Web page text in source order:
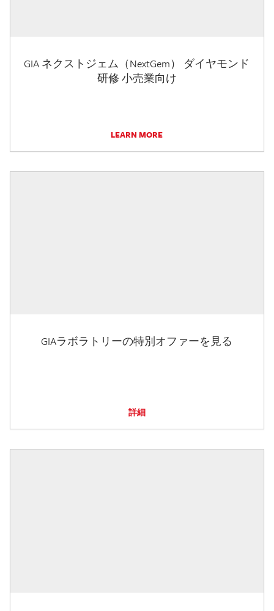
GIA ネクストジェム（NextGem） ダイヤモンド
研修 小売業向け
LEARN MORE
GIAラボラトリーの特別オファーを見る
詳細